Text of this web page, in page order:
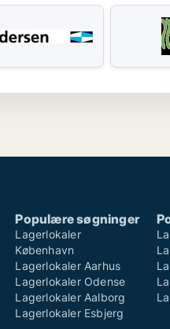
Populære søgninger
Lagerlokaler
København
Lagerlokaler Aarhus
Lagerlokaler Odense
Lagerlokaler Aalborg
Lagerlokaler Esbjerg